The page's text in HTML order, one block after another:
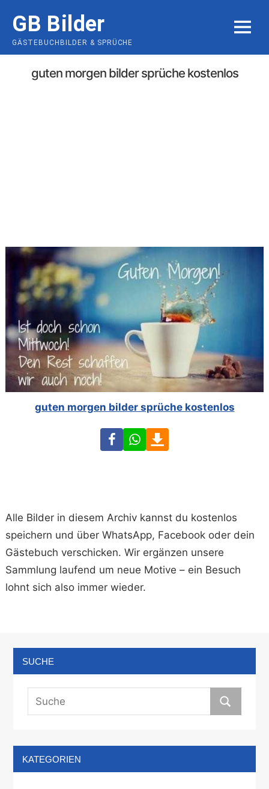
content
GB Bilder
GÄSTEBUCHBILDER & SPRÜCHE
MENU
guten morgen bilder sprüche kostenlos
guten morgen bilder sprüche kostenlos
FacebookWhatsApp
Alle Bilder in diesem Archiv kannst du kostenlos
speichern und über WhatsApp, Facebook oder dein
Gästebuch verschicken. Wir ergänzen unsere
Sammlung laufend um neue Motive – ein Besuch
lohnt sich also immer wieder.
SUCHE
KATEGORIEN